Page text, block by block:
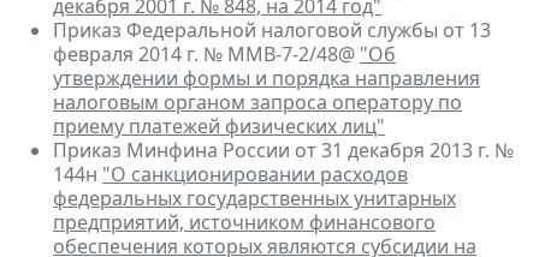
декабря 2001 г. № 848, на 2014 год"
Приказ Федеральной налоговой службы от 13
февраля 2014 г. № ММВ-7-2/48@ "Об
утверждении формы и порядка направления
налоговым органом запроса оператору по
приему платежей физических лиц"
Приказ Минфина России от 31 декабря 2013 г. №
144н "О санкционировании расходов
федеральных государственных унитарных
предприятий, источником финансового
обеспечения которых являются субсидии на